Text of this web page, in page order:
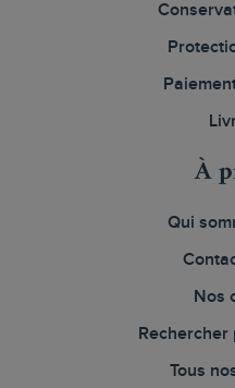
À
Qui
Nos
Rechercher
Tous